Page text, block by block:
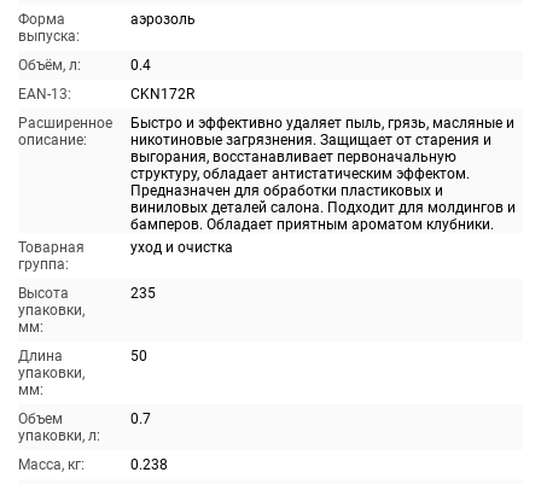
Форма
выпуска:
аэрозоль
Объём, л:
0.4
EAN-13:
CKN172R
Расширенное
описание:
Быстро и эффективно удаляет пыль, грязь, масляные и
никотиновые загрязнения. Защищает от старения и
выгорания, восстанавливает первоначальную
структуру, обладает антистатическим эффектом.
Предназначен для обработки пластиковых и
виниловых деталей салона. Подходит для молдингов и
бамперов. Обладает приятным ароматом клубники.
Товарная
группа:
уход и очистка
Высота
упаковки,
мм:
235
Длина
упаковки,
мм:
50
Объем
упаковки, л:
0.7
Масса, кг:
0.238